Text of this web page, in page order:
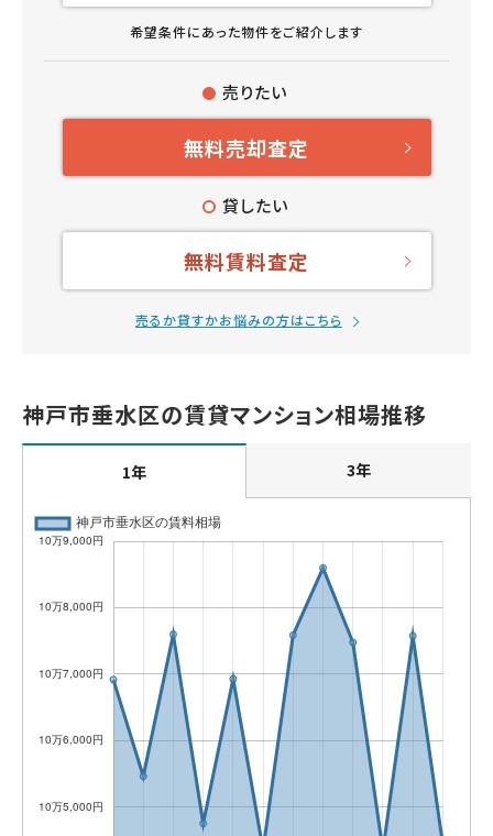
希望条件にあった物件をご紹介します
売りたい
無料売却査定
貸したい
無料賃料査定
売るか貸すかお悩みの方はこちら
神戸市垂水区の賃貸マンション相場推移
1年 3年